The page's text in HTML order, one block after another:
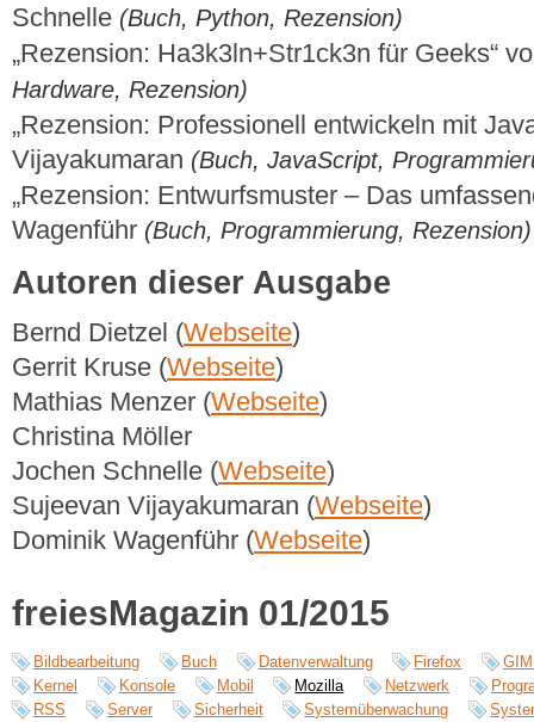
Schnelle (Buch, Python, Rezension)
„Rezension: Ha3k3ln+Str1ck3n für Geeks“
Hardware, Rezension)
„Rezension: Professionell entwickeln mit
Vijayakumaran (Buch, JavaScript,
„Rezension: Entwurfsmuster – Das
Wagenführ (Buch, Programmierung, Rezension)
Autoren dieser Ausgabe
Bernd Dietzel (Webseite)
Gerrit Kruse (Webseite)
Mathias Menzer (Webseite)
Christina Möller
Jochen Schnelle (Webseite)
Sujeevan Vijayakumaran (Webseite)
Dominik Wagenführ (Webseite)
freiesMagazin 01/2015
Bildbearbeitung Buch Datenverwaltung Firefox
Kernel
Konsole Mobil Mozilla Netzwerk
RSS
Server Sicherheit Systemüberwachung